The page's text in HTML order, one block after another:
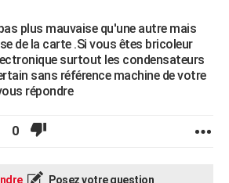
plus mauvaise qu'une autre mais
de la carte .Si vous êtes bricoleur
surtout les condensateurs
sans référence machine de votre
répondre
0
Posez votre question